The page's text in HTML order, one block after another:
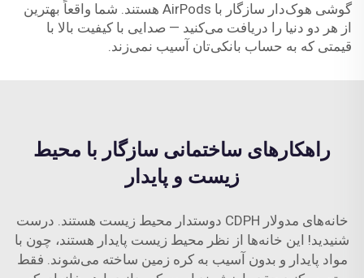
گوشی هوک‌دار سازگار با AirPods هستند. شما واقعاً بهترین
از هر دو دنیا را دریافت می‌کنید — صدایی با کیفیت بالا با
قیمتی که به حساب بانکی‌تان آسیب نمی‌زند.
راهکارهای ساختمانی سازگار با محیط
زیست و پایدار
خانه‌های مدولار CDPH دوستدار محیط زیست هستند. درست
شنیدید! این خانه‌ها از نظر محیط زیست پایدار هستند، چون با
مواد پایدار و بدون آسیب به کره زمین ساخته می‌شوند. فقط